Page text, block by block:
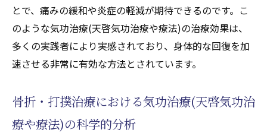
とで、痛みの緩和や炎症の軽減が期待できるのです。こ
のような気功治療(天啓気功治療や療法)の治療効果は、
多くの実践者により実感されており、身体的な回復を加
速させる非常に有効な方法とされています。
骨折・打撲治療における気功治療(天啓気功治
療や療法)の科学的分析